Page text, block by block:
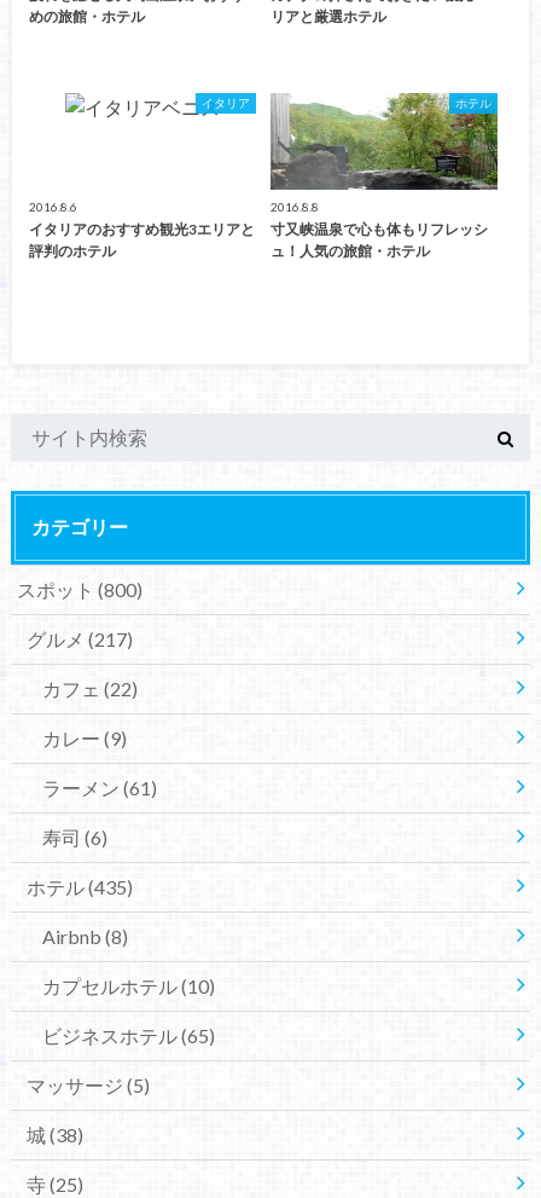
めの旅館・ホテル
リアと厳選ホテル
イタリア
2016.8.6
イタリアのおすすめ観光3エリアと
評判のホテル
ホテル
2016.8.8
寸又峡温泉で心も体もリフレッシ
ュ！人気の旅館・ホテル
カテゴリー
スポット (800)
グルメ (217)
カフェ (22)
カレー (9)
ラーメン (61)
寿司 (6)
ホテル(435)
Airbnb (8)
カプセルホテル(10)
ビジネスホテル(65)
マッサージ (5)
城(38)
寺(25)